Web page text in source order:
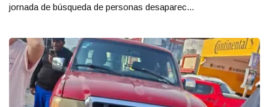
jornada de búsqueda de personas desaparec...